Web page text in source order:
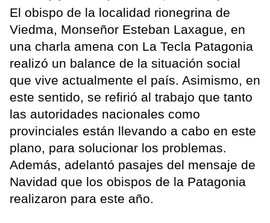
El obispo de la localidad rionegrina de
Viedma, Monseñor Esteban Laxague, en
una charla amena con La Tecla Patagonia
realizó un balance de la situación social
que vive actualmente el país. Asimismo, en
este sentido, se refirió al trabajo que tanto
las autoridades nacionales como
provinciales están llevando a cabo en este
plano, para solucionar los problemas.
Además, adelantó pasajes del mensaje de
Navidad que los obispos de la Patagonia
realizaron para este año.